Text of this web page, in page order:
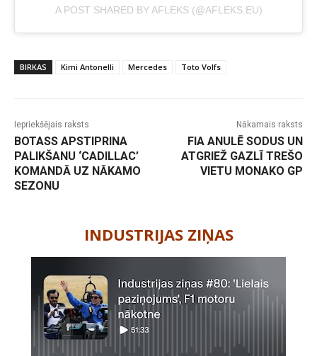
A POST SHARED BY AFLEKS (@AFLEKS.EU)
BIRKAS Kimi Antonelli Mercedes Toto Volfs
Iepriekšējais raksts
BOTASS APSTIPRINA
PALIKŠANU ‘CADILLAC’
KOMANDĀ UZ NĀKAMO
SEZONU
Nākamais raksts
FIA ANULĒ SODUS UN
ATGRIEŽ GAZLĪ TREŠO
VIETU MONAKO GP
INDUSTRIJAS ZIŅAS